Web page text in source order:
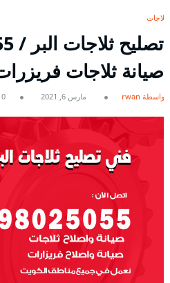
ثلاجات
صيانة ثلاجات
بواسطة rwan مارس 6, 2021 0